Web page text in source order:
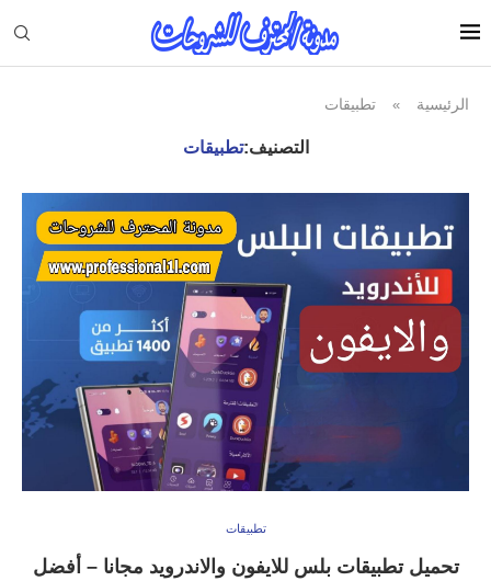
الرئيسية » تطبيقات
التصنيف:تطبيقات
تطبيقات
تحميل تطبيقات بلس للايفون والاندرويد مجانا – أفضل